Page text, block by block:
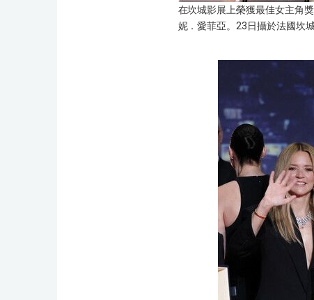
在坎城影展上榮獲最佳女主角
妮．愛菲亞。23日攝於法國坎